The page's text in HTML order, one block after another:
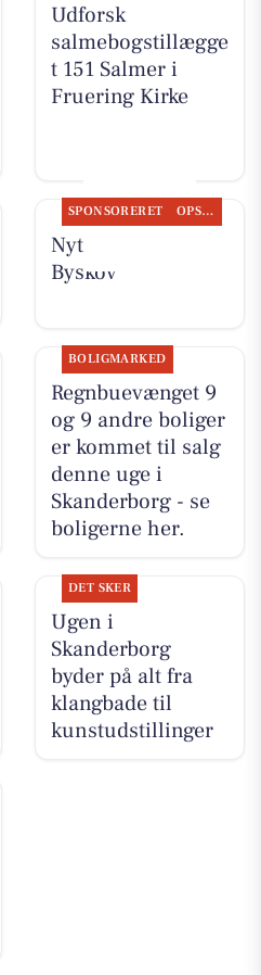
Udforsk
salmebogstillægge
t 151 Salmer i
Fruering Kirke
SPONSORERET OPSLAGSTAVLEN
Nyt fra Slagter
Byskov
BOLIGMARKED
Regnbuevænget 9
og 9 andre boliger
er kommet til salg
denne uge i
Skanderborg - se
boligerne her.
DET SKER
Ugen i
Skanderborg
byder på alt fra
klangbade til
kunstudstillinger